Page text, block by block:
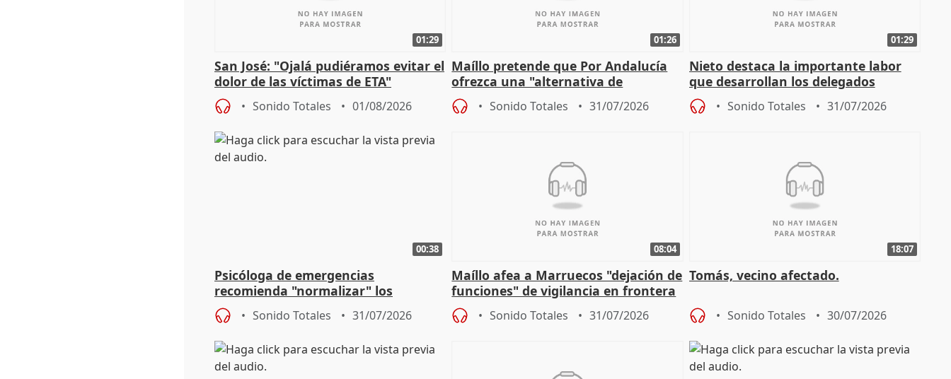
01:29
San José: "Ojalá pudiéramos evitar el
dolor de las víctimas de ETA"
Sonido Totales 01/08/2026
01:26
Maíllo pretende que Por Andalucía
ofrezca una "alternativa de
gobierno" con su labor de oposición
Sonido Totales 31/07/2026
01:29
Nieto destaca la importante labor
que desarrollan los delegados
territoriales de la Junta
Sonido Totales 31/07/2026
00:38
Psicóloga de emergencias
recomienda "normalizar" los
síntomas tras sufrir un incendio
Sonido Totales 31/07/2026
08:04
Maíllo afea a Marruecos "dejación de
funciones" de vigilancia en frontera
con Ceuta
Sonido Totales 31/07/2026
18:07
Tomás, vecino afectado.
Sonido Totales 30/07/2026